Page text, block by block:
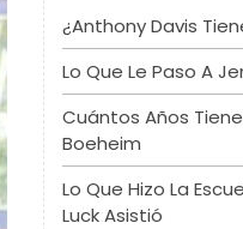
¿Anthony Davis
Lo Que Le Paso A
Cuántos Años
Boeheim
Lo Que Hizo La
Luck Asistió